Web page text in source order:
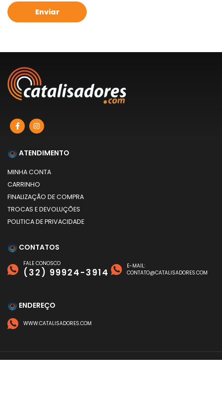
ATENDIMENTO
MINHA CONTA
CARRINHO
FINALIZAÇÃO DE COMPRA
TROCAS E DEVOLUÇÕES
POLITICA DE PRIVACIDADE
CONTATOS
FALE CONOSCO
(32) 99924-3914
E-MAIL:
CONTATO@CATALISADORES.COM
ENDEREÇO
WWW.CATALISADORES.COM